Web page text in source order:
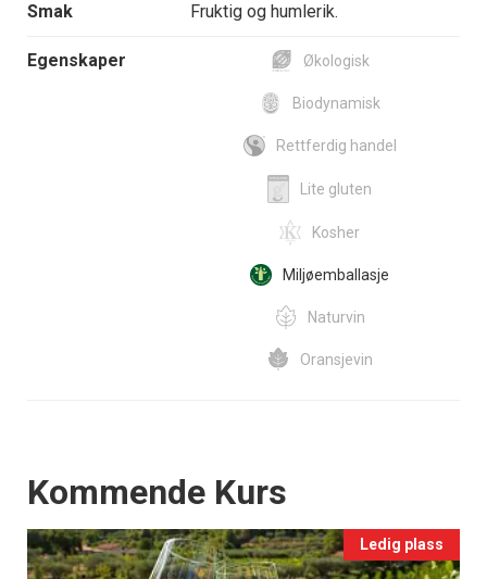
Smak Fruktig og humlerik.
Egenskaper Økologisk
Biodynamisk
Rettferdig handel
Lite gluten
Kosher
Miljøemballasje
Naturvin
Oransjevin
Events
Kommende Kurs
Ledig plass